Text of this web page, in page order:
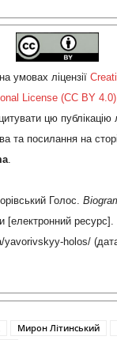
умовах ліцензії
License (CC BY 4.0)
цю
та посилання на
.
Голос.
[електронний ресурс].
yavorivskyy-holos/
Мирон Літинський